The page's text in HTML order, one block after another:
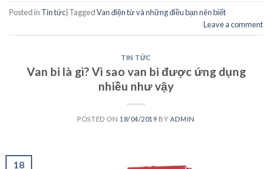
Posted in Tin tức| TaggedVan điện từ và những điều bạn nên biết
Leave a comment
TIN TỨC
Van bi là gì? Vì sao van bi được ứng dụng
nhiều như vậy
POSTED ON 18/04/2019 BY ADMIN
18